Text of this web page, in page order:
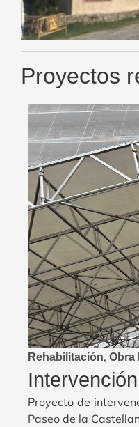
Proyectos
Rehabilitación, Obra
Proyecto de
Paseo de la